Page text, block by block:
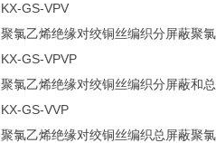
KX-GS-VPV
聚氯乙烯绝缘对绞铜丝编织分屏蔽聚
KX-GS-VPVP
聚氯乙烯绝缘对绞铜丝编织分屏蔽和
KX-GS-VVP
聚氯乙烯绝缘对绞铜丝编织总屏蔽聚